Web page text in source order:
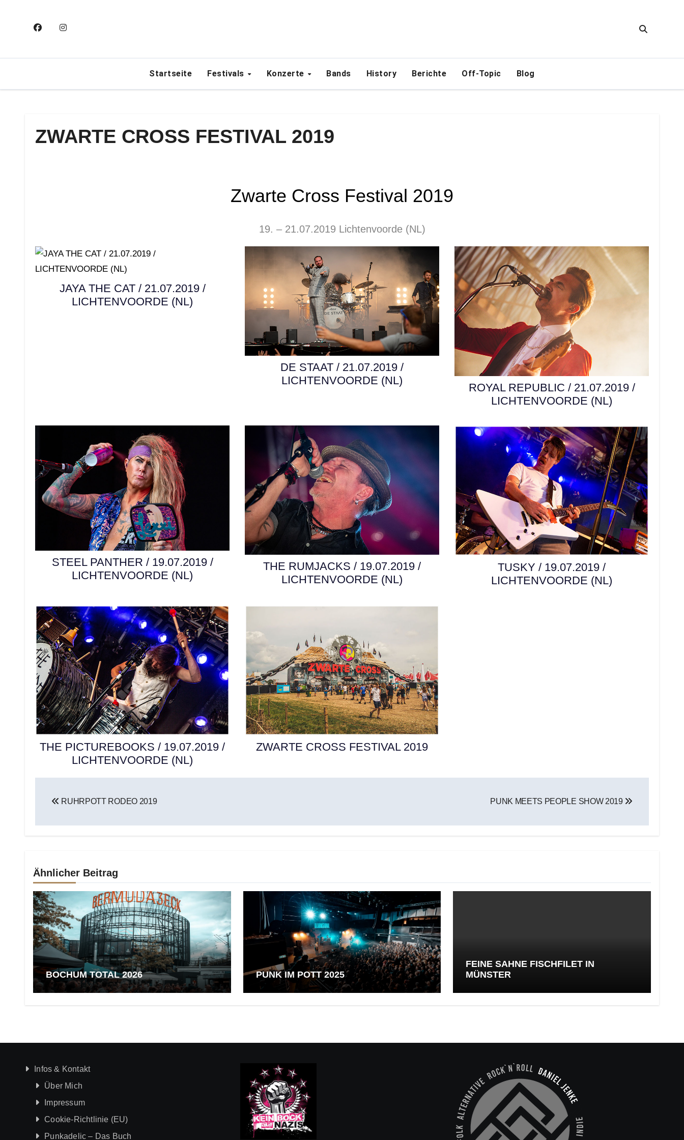
Startseite Festivals Konzerte Bands History Berichte Off-Topic Blog
ZWARTE CROSS FESTIVAL 2019
Zwarte Cross Festival 2019
19. – 21.07.2019 Lichtenvoorde (NL)
JAYA THE CAT / 21.07.2019 /
LICHTENVOORDE (NL)
DE STAAT / 21.07.2019 /
LICHTENVOORDE (NL)
ROYAL REPUBLIC / 21.07.2019 /
LICHTENVOORDE (NL)
STEEL PANTHER / 19.07.2019 /
LICHTENVOORDE (NL)
THE RUMJACKS / 19.07.2019 /
LICHTENVOORDE (NL)
TUSKY / 19.07.2019 /
LICHTENVOORDE (NL)
THE PICTUREBOOKS / 19.07.2019 /
LICHTENVOORDE (NL)
ZWARTE CROSS FESTIVAL 2019
RUHRPOTT RODEO 2019 PUNK MEETS PEOPLE SHOW 2019
Ähnlicher Beitrag
BOCHUM TOTAL 2026 PUNK IM POTT 2025
FEINE SAHNE FISCHFILET IN
MÜNSTER
Infos & Kontakt
Über Mich
Impressum
Cookie-Richtlinie (EU)
Punkadelic – Das Buch